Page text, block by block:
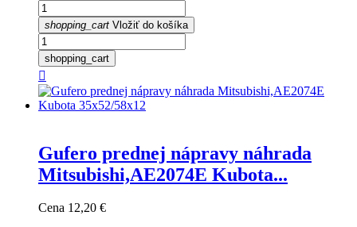
shopping_cart Vložiť do košíka
shopping_cart

Gufero prednej nápravy náhrada
Mitsubishi,AE2074E Kubota...
Cena 12,20 €